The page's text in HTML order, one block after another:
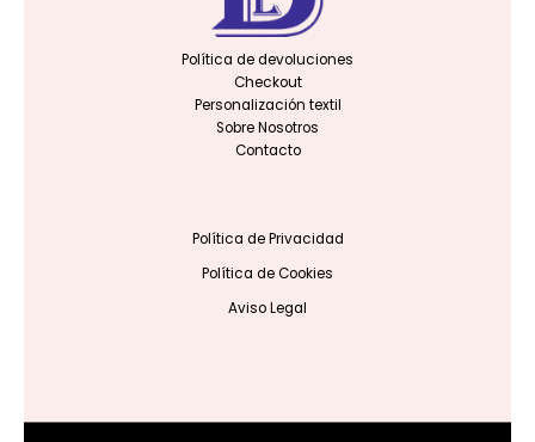
Política de devoluciones
Checkout
Personalización textil
Sobre Nosotros
Contacto
Política de Privacidad
Política de Cookies
Aviso Legal